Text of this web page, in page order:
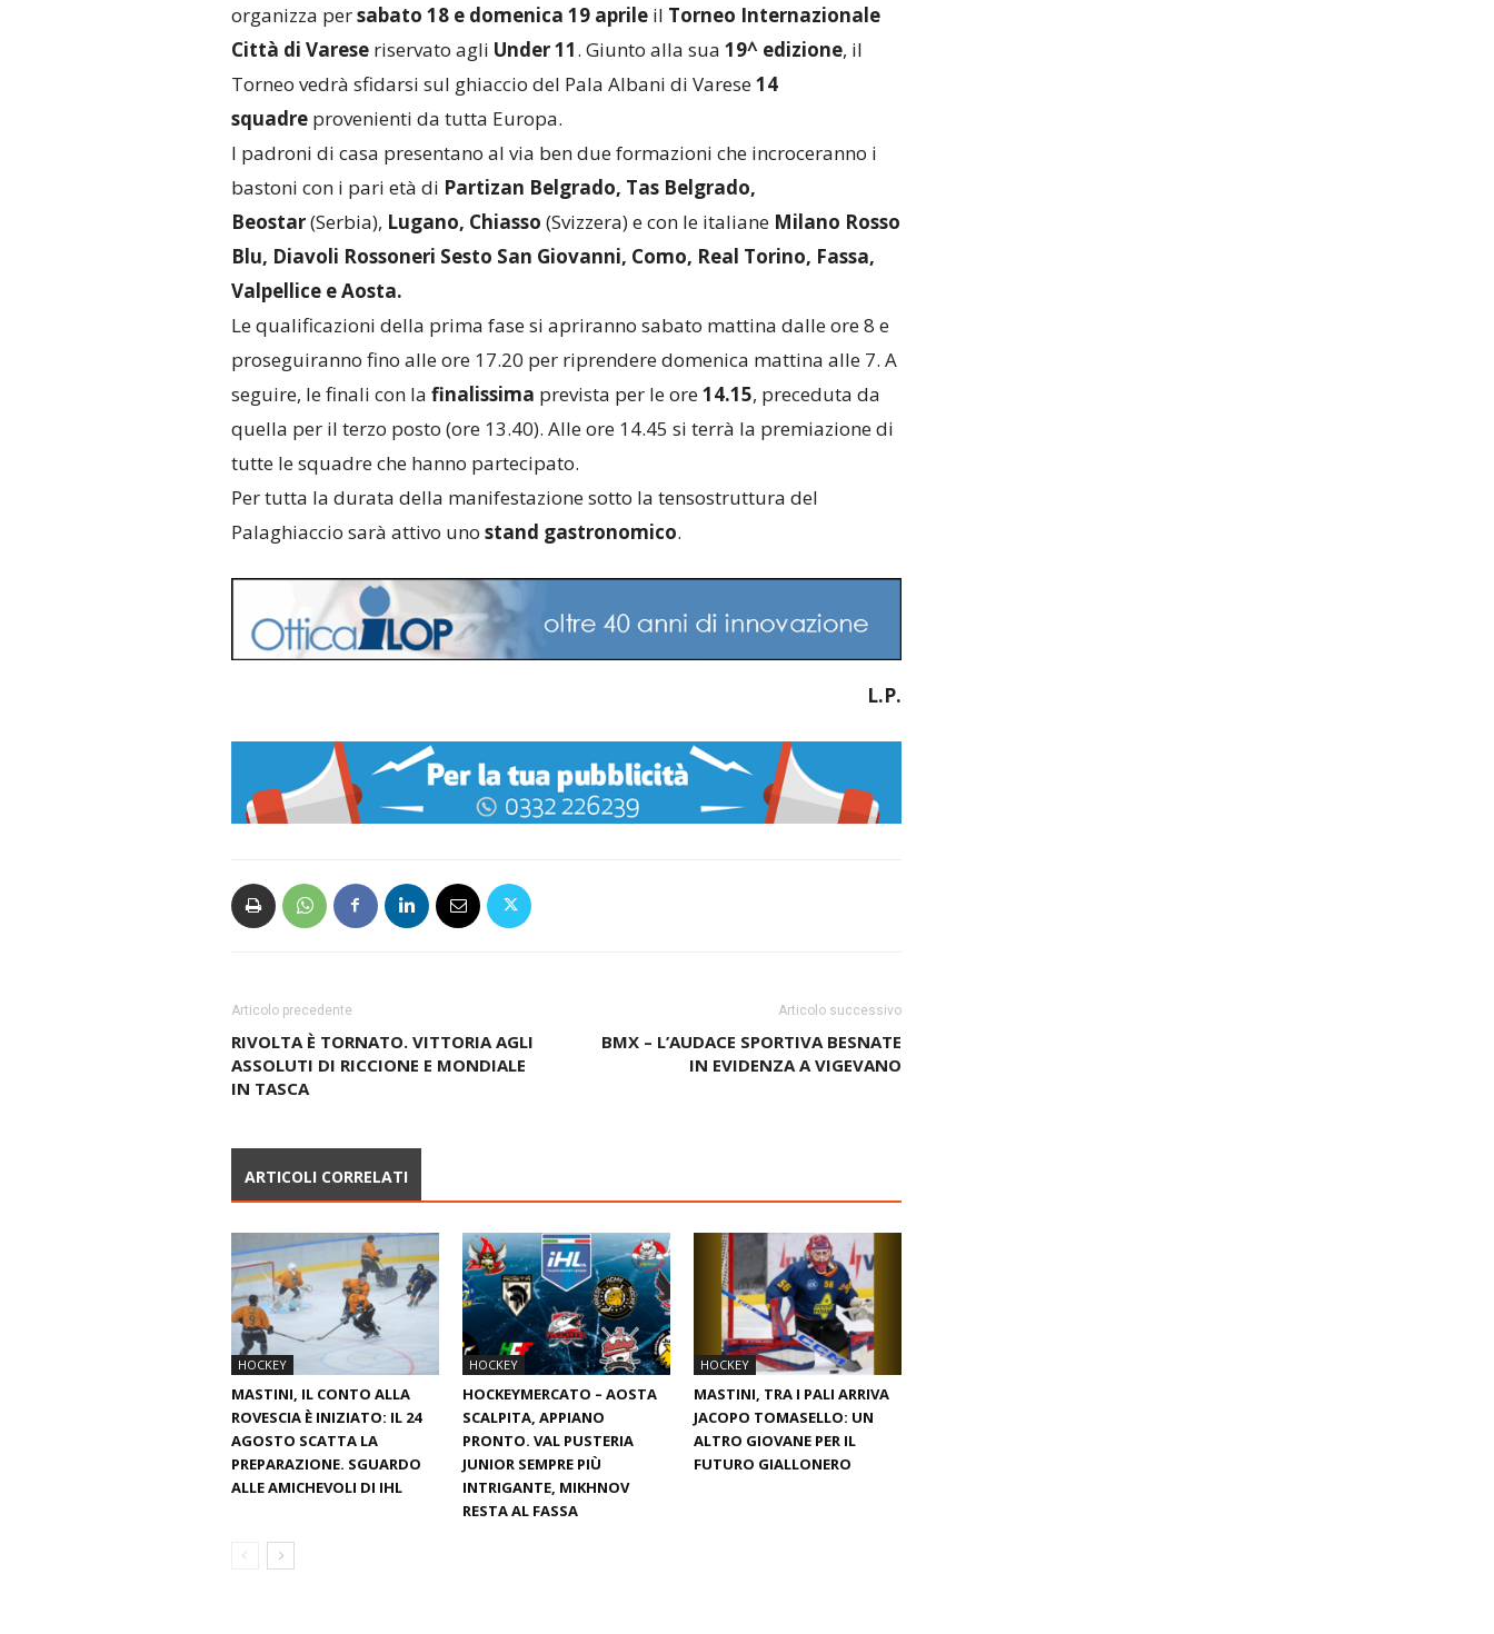
organizza persabato 18 e domenica 19 aprileil Torneo Internazionale
Città di Vareseriservato agli Under 11. Giunto alla sua 19^ edizione, il
Torneo vedrà sfidarsi sul ghiaccio del Pala Albani di Varese14
squadreprovenienti da tutta Europa.
I padroni di casa presentano al via ben due formazioni che incroceranno i
bastoni con i pari età di Partizan Belgrado, Tas Belgrado,
Beostar(Serbia), Lugano, Chiasso (Svizzera) e con le italiane Milano Rosso
Blu, Diavoli Rossoneri Sesto San Giovanni, Como, Real Torino, Fassa,
Valpellice e Aosta.
Le qualificazioni della prima fase si apriranno sabato mattina dalle ore 8 e
proseguiranno fino alle ore 17.20 per riprendere domenica mattina alle 7. A
seguire, le finali con la finalissima prevista per le ore14.15, preceduta da
quella per il terzo posto (ore 13.40). Alle ore 14.45 si terrà la premiazione di
tutte le squadre che hanno partecipato.
Per tutta la durata della manifestazione sotto la tensostruttura del
Palaghiaccio sarà attivo uno stand gastronomico.
L.P.
Articolo precedente
RIVOLTA È TORNATO. VITTORIA AGLI
ASSOLUTI DI RICCIONE E MONDIALE
IN TASCA
Articolo successivo
BMX – L’AUDACE SPORTIVA BESNATE
IN EVIDENZA A VIGEVANO
ARTICOLI CORRELATI
HOCKEY
MASTINI, IL CONTO ALLA
ROVESCIA È INIZIATO: IL 24
AGOSTO SCATTA LA
PREPARAZIONE. SGUARDO
ALLE AMICHEVOLI DI IHL
HOCKEY
HOCKEYMERCATO – AOSTA
SCALPITA, APPIANO
PRONTO. VAL PUSTERIA
JUNIOR SEMPRE PIÙ
INTRIGANTE, MIKHNOV
RESTA AL FASSA
HOCKEY
MASTINI, TRA I PALI ARRIVA
JACOPO TOMASELLO: UN
ALTRO GIOVANE PER IL
FUTURO GIALLONERO